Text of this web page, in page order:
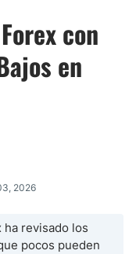
Bajos
Considerar?
con
en
2026
ha revisado los
pocos pueden